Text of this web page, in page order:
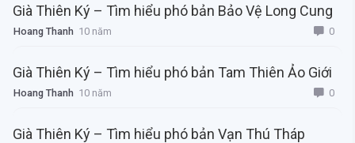
Già Thiên Ký – Tìm hiểu phó bản Bảo Vệ Long Cung
Hoang Thanh 10 năm 0
Già Thiên Ký – Tìm hiểu phó bản Tam Thiên Ảo Giới
Hoang Thanh 10 năm 0
Già Thiên Ký – Tìm hiểu phó bản Vạn Thú Tháp